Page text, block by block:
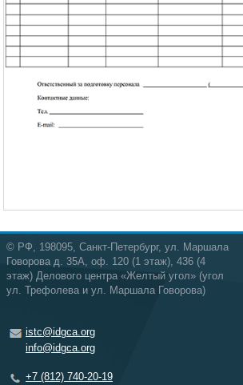
© РФ, 198095, Санкт-Петербург, ул. Маршала
Говорова д. 35А, оф. 120 (1 этаж), 436 (4
этаж) Делового центра «Желтый угол» (угол
ул. Трефолева и ул. Маршала Говорова)
istc@idgca.org
info@idgca.org
+7 (812) 740-20-19